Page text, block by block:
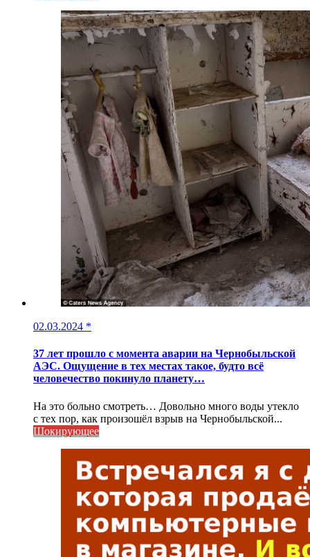
02.03.2024 *
37 лет прошло с момента аварии на Чернобыльской
АЭС. Ощущение в тех местах такое, будто всё
человечество покинуло планету…
На это больно смотреть… Довольно много воды утекло
с тех пор, как произошёл взрыв на Чернобыльской...
Шокирующее